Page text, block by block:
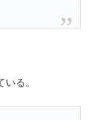
る。